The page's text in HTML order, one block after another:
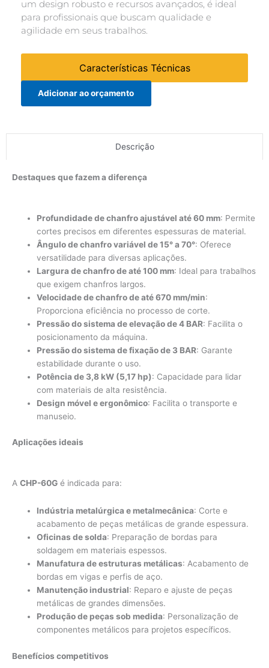
um design robusto e recursos avançados, é ideal
para profissionais que buscam qualidade e
agilidade em seus trabalhos.
Características Técnicas
Adicionar ao orçamento
Descrição
Destaques que fazem a diferença
Profundidade de chanfro ajustável até 60 mm: Permite
cortes precisos em diferentes espessuras de material.
Ângulo de chanfro variável de 15° a 70°: Oferece
versatilidade para diversas aplicações.
Largura de chanfro de até 100 mm: Ideal para trabalhos
que exigem chanfros largos.
Velocidade de chanfro de até 670 mm/min:
Proporciona eficiência no processo de corte.
Pressão do sistema de elevação de 4 BAR: Facilita o
posicionamento da máquina.
Pressão do sistema de fixação de 3 BAR: Garante
estabilidade durante o uso.
Potência de 3,8 kW (5,17 hp): Capacidade para lidar
com materiais de alta resistência.
Design móvel e ergonômico: Facilita o transporte e
manuseio.
Aplicações ideais
A CHP-60G é indicada para:
Indústria metalúrgica e metalmecânica: Corte e
acabamento de peças metálicas de grande espessura.
Oficinas de solda: Preparação de bordas para
soldagem em materiais espessos.
Manufatura de estruturas metálicas: Acabamento de
bordas em vigas e perfis de aço.
Manutenção industrial: Reparo e ajuste de peças
metálicas de grandes dimensões.
Produção de peças sob medida: Personalização de
componentes metálicos para projetos específicos.
Benefícios competitivos